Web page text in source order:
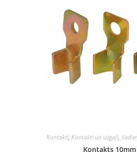
Kontakti, Kontakti un uzgaļi,
Kontakts 10mm